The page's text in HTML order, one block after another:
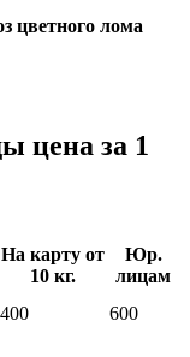
цветного лома
цена за 1
На карту от
10 кг.
Юр.
лицам
400 600